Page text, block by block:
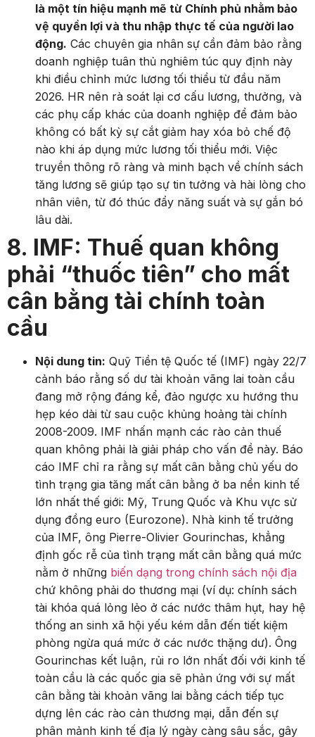
là một tín hiệu mạnh mẽ từ Chính phủ nhằm bảo
vệ quyền lợi và thu nhập thực tế của người lao
động. Các chuyên gia nhân sự cần đảm bảo rằng
doanh nghiệp tuân thủ nghiêm túc quy định này
khi điều chỉnh mức lương tối thiểu từ đầu năm
2026. HR nên rà soát lại cơ cấu lương, thưởng, và
các phụ cấp khác của doanh nghiệp để đảm bảo
không có bất kỳ sự cắt giảm hay xóa bỏ chế độ
nào khi áp dụng mức lương tối thiểu mới. Việc
truyền thông rõ ràng và minh bạch về chính sách
tăng lương sẽ giúp tạo sự tin tưởng và hài lòng cho
nhân viên, từ đó thúc đẩy năng suất và sự gắn bó
lâu dài.
8. IMF: Thuế quan không
phải “thuốc tiên” cho mất
cân bằng tài chính toàn
cầu
Nội dung tin: Quỹ Tiền tệ Quốc tế (IMF) ngày 22/7
cảnh báo rằng số dư tài khoản vãng lai toàn cầu
đang mở rộng đáng kể, đảo ngược xu hướng thu
hẹp kéo dài từ sau cuộc khủng hoảng tài chính
2008-2009. IMF nhấn mạnh các rào cản thuế
quan không phải là giải pháp cho vấn đề này. Báo
cáo IMF chỉ ra rằng sự mất cân bằng chủ yếu do
tình trạng gia tăng mất cân bằng ở ba nền kinh tế
lớn nhất thế giới: Mỹ, Trung Quốc và Khu vực sử
dụng đồng euro (Eurozone). Nhà kinh tế trưởng
của IMF, ông Pierre-Olivier Gourinchas, khẳng
định gốc rễ của tình trạng mất cân bằng quá mức
nằm ở những biến dạng trong chính sách nội địa
chứ không phải do thương mại (ví dụ: chính sách
tài khóa quá lỏng lẻo ở các nước thâm hụt, hay hệ
thống an sinh xã hội yếu kém dẫn đến tiết kiệm
phòng ngừa quá mức ở các nước thặng dư). Ông
Gourinchas kết luận, rủi ro lớn nhất đối với kinh tế
toàn cầu là các quốc gia sẽ phản ứng với sự mất
cân bằng tài khoản vãng lai bằng cách tiếp tục
dựng lên các rào cản thương mại, dẫn đến sự
phân mảnh kinh tế địa lý ngày càng sâu sắc, gây